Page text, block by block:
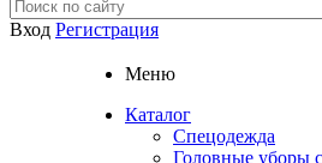
Вход Регистрация
Меню
Каталог
Спецодежда
Головные уборы